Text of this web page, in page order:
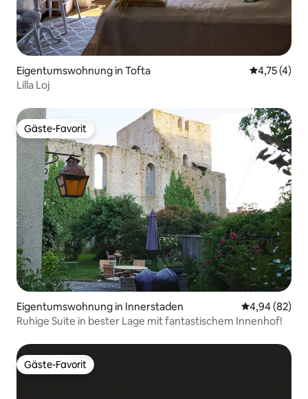
Eigentumswohnung in Tofta
4,75 (4)
Lilla Loj
Gäste-Favorit
Gäste-Favorit
Eigentumswohnung in Innerstaden
4,94 (82)
Ruhige Suite in bester Lage mit fantastischem Innenhof!
Gäste-Favorit
Gäste-Favorit